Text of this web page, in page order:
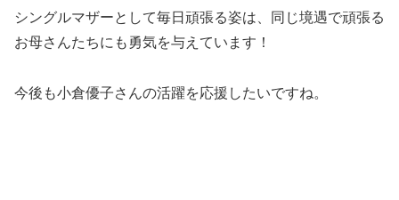
シングルマザーとして毎日頑張る姿は、同じ境遇で頑張る
お母さんたちにも勇気を与えています！
今後も小倉優子さんの活躍を応援したいですね。